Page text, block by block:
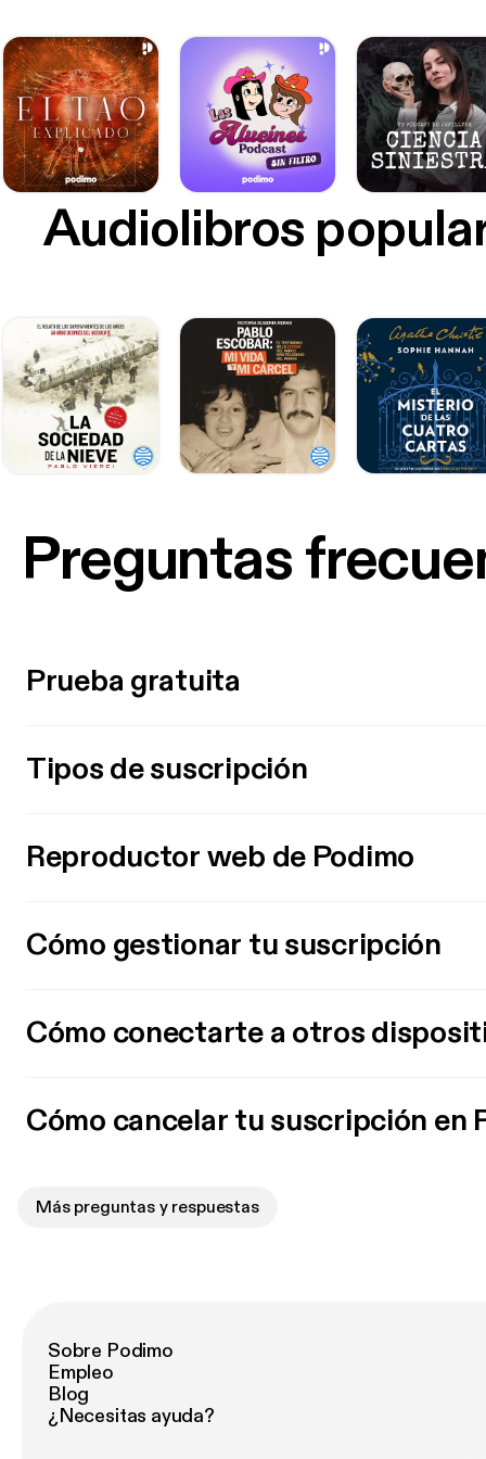
Audiolibros
Preguntas
Prueba gratuita
Tipos de suscripción
Reproductor web de Podimo
Cómo gestionar tu suscripción
Cómo conectarte a otros
Cómo cancelar tu suscripción en
Más preguntas y respuestas
Sobre Podimo
Empleo
Blog
¿Necesitas ayuda?